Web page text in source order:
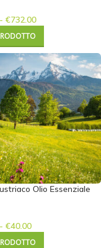
- €732.00
Olio Essenziale
- €40.00